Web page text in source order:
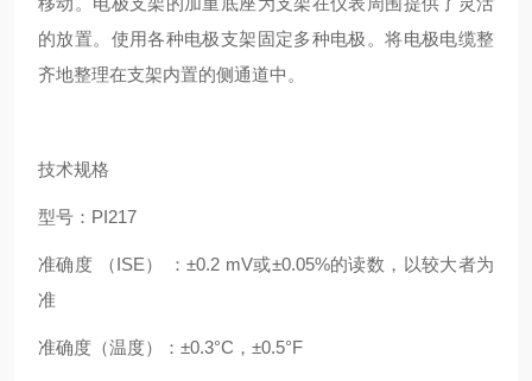
的放置。使用各种电极支架固定多种电极。将电极电缆整
齐地整理在支架内置的侧通道中。
技术规格
型号： PI217
准确度 （ISE） ：±0.2 mV或±0.05%的读数，以较大者为
准
准确度（温度）： ±0.3°C，±0.5°F